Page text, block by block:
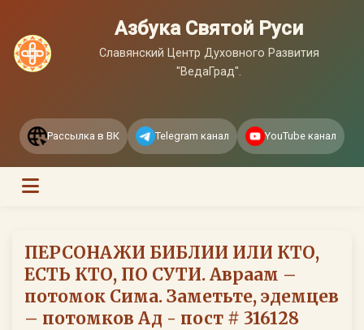
Азбука Святой Руси
Славянский Центр Духовного Развития
"ВедаГрад".
Рассылка в ВК Telegram канал YouTube канал
ПЕРСОНАЖИ БИБЛИИ ИЛИ КТО,
ЕСТЬ КТО, ПО СУТИ. Авраам –
потомок Сима. Заметьте, эдемцев
– потомков Ад - пост # 316128